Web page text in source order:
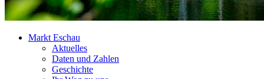
Markt Eschau
Aktuelles
Daten und Zahlen
Geschichte